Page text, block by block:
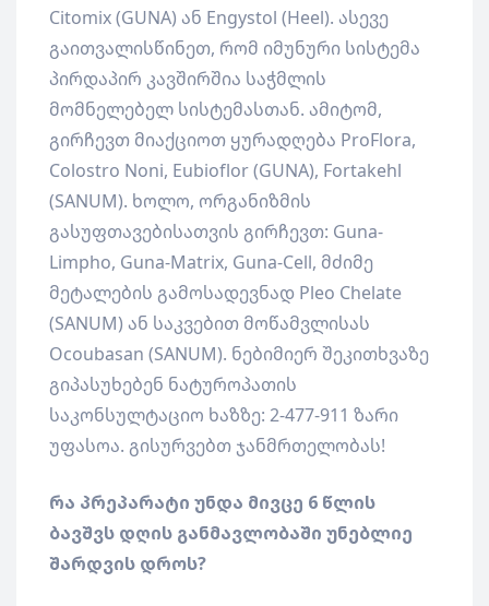
Citomix (GUNA) ან Engystol (Heel). ასევე
გაითვალისწინეთ, რომ იმუნური სისტემა
პირდაპირ კავშირშია საჭმლის
მომნელებელ სისტემასთან. ამიტომ,
გირჩევთ მიაქციოთ ყურადღება ProFlora,
Colostro Noni, Eubioflor (GUNA), Fortakehl
(SANUM). ხოლო, ორგანიზმის
გასუფთავებისათვის გირჩევთ: Guna-
Limpho, Guna-Matrix, Guna-Cell, მძიმე
მეტალების გამოსადევნად Pleo Chelate
(SANUM) ან საკვებით მოწამვლისას
Ocoubasan (SANUM). ნებიმიერ შეკითხვაზე
გიპასუხებენ ნატუროპათის
საკონსულტაციო ხაზზე: 2-477-911 ზარი
უფასოა. გისურვებთ ჯანმრთელობას!
რა პრეპარატი უნდა მივცე 6 წლის
ბავშვს დღის განმავლობაში უნებლიე
შარდვის დროს?